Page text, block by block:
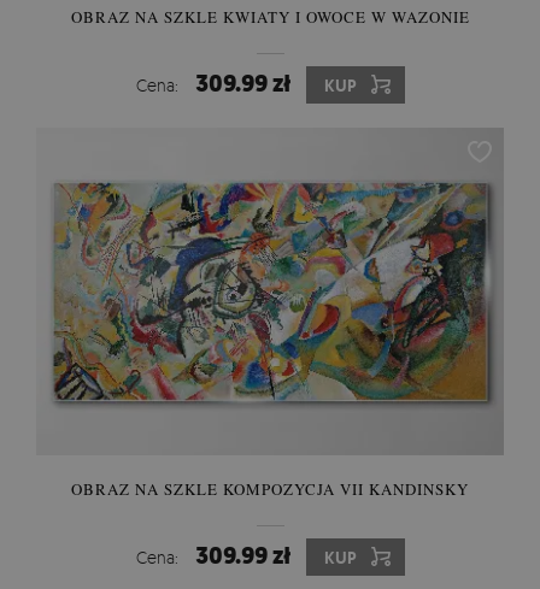
OBRAZ NA SZKLE KWIATY I OWOCE W WAZONIE
Cena: 309.99 zł KUP
OBRAZ NA SZKLE KOMPOZYCJA VII KANDINSKY
Cena: 309.99 zł KUP